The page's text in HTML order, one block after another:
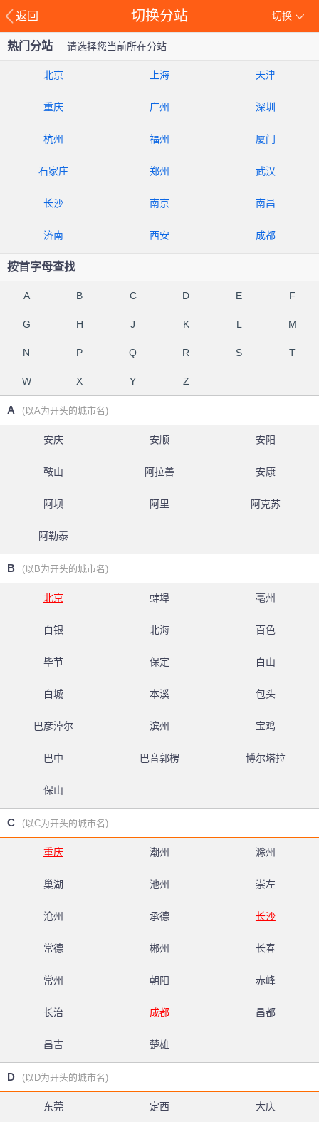
返回 切换
切换分站
热门分站 请选择您当前所在分站
北京 上海 天津
重庆 广州 深圳
杭州 福州 厦门
石家庄 郑州 武汉
长沙 南京 南昌
济南 西安 成都
按首字母查找
A B C D E F
G H J K L M
N P Q R S T
W X Y Z
A (以A为开头的城市名)
安庆 安顺 安阳
鞍山 阿拉善 安康
阿坝 阿里 阿克苏
阿勒泰
B (以B为开头的城市名)
北京 蚌埠 亳州
白银 北海 百色
毕节 保定 白山
白城 本溪 包头
巴彦淖尔 滨州 宝鸡
巴中 巴音郭楞 博尔塔拉
保山
C (以C为开头的城市名)
重庆 潮州 滁州
巢湖 池州 崇左
沧州 承德 长沙
常德 郴州 长春
常州 朝阳 赤峰
长治 成都 昌都
昌吉 楚雄
D (以D为开头的城市名)
东莞 定西 大庆